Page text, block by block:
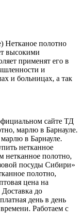
Нетканое полотно
высокими
применят его в
и
и больницах, а так
сайте ТД
марлю в Барнауле.
в Барнауле.
нетканное
нетканное полотно,
посуды Сибири»
полотно,
цена на
до
день в день
Работаем с